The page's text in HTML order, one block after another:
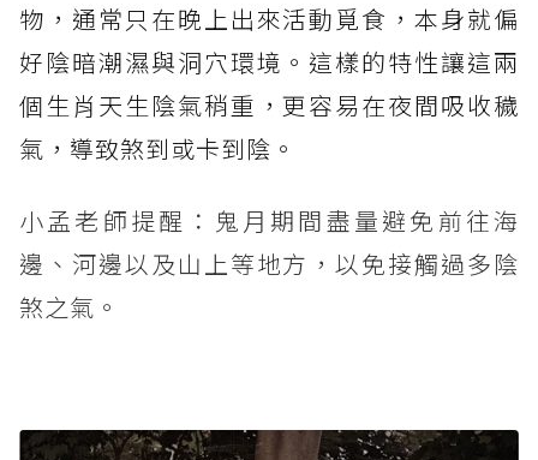
物，通常只在晚上出來活動覓食，本身就偏
好陰暗潮濕與洞穴環境。這樣的特性讓這兩
個生肖天生陰氣稍重，更容易在夜間吸收穢
氣，導致煞到或卡到陰。
小孟老師提醒：鬼月期間盡量避免前往海
邊、河邊以及山上等地方，以免接觸過多陰
煞之氣。